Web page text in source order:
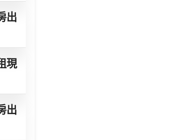
出
現
出